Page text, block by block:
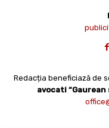
Redacția beneficiază de
avocati “Gaurean